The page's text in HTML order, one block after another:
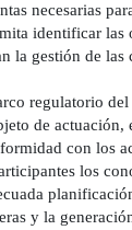
necesarias
identificar las
la gestión de las
regulatorio
de actuación,
con los
los
y la